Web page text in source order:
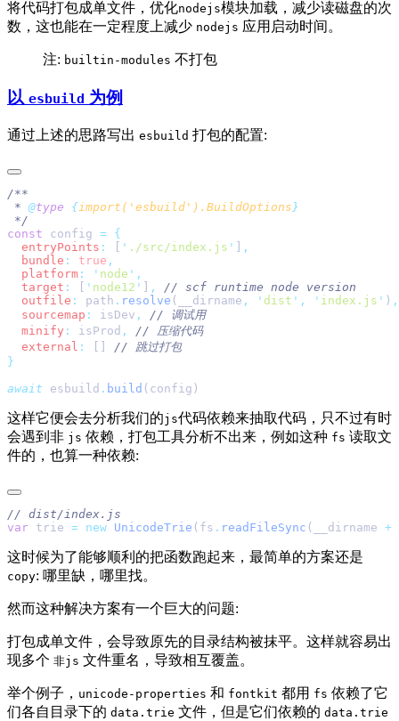
将代码打包成单文件，优化nodejs模块加载，减少读磁盘的次
数，这也能在一定程度上减少 nodejs 应用启动时间。
注: builtin-modules 不打包
以 esbuild 为例
通过上述的思路写出 esbuild 打包的配置:
* @type {import('esbuild').BuildOptions
const config =
  entryPoints
: ' ./src/index.js '
  bundle
: true
  platform
: ' node '
  target
: ' node12 ' ,
  outfile
: path . resolve (__dirname , ' dist ' , ' index.js ' )
  sourcemap
: isDev ,
  minify
: isProd ,
  external
:
await esbuild . build
这样它便会去分析我们的js代码依赖来抽取代码，只不过有时
会遇到非 js 依赖，打包工具分析不出来，例如这种 fs 读取文
件的，也算一种依赖:
var trie = new UnicodeTrie (fs . readFileSync (__dirname +
这时候为了能够顺利的把函数跑起来，最简单的方案还是
copy: 哪里缺，哪里找。
然而这种解决方案有一个巨大的问题:
打包成单文件，会导致原先的目录结构被抹平。这样就容易出
现多个 非js 文件重名，导致相互覆盖。
举个例子， unicode-properties 和 fontkit 都用 fs 依赖了它
们各自目录下的 data.trie 文件，但是它们依赖的 data.trie